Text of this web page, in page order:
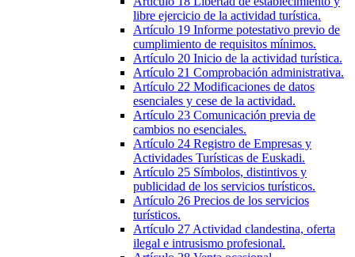
libre ejercicio de la actividad turística.
Artículo 19 Informe potestativo previo de
cumplimiento de requisitos mínimos.
Artículo 20 Inicio de la actividad turística.
Artículo 21 Comprobación administrativa.
Artículo 22 Modificaciones de datos
esenciales y cese de la actividad.
Artículo 23 Comunicación previa de
cambios no esenciales.
Artículo 24 Registro de Empresas y
Actividades Turísticas de Euskadi.
Artículo 25 Símbolos, distintivos y
publicidad de los servicios turísticos.
Artículo 26 Precios de los servicios
turísticos.
Artículo 27 Actividad clandestina, oferta
ilegal e intrusismo profesional.